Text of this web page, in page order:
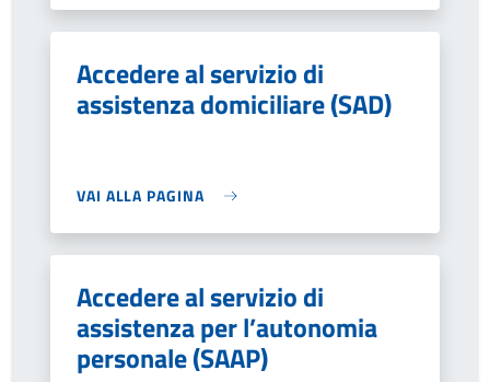
Accedere al servizio di
assistenza domiciliare (SAD)
VAI ALLA PAGINA
Accedere al servizio di
assistenza per l’autonomia
personale (SAAP)